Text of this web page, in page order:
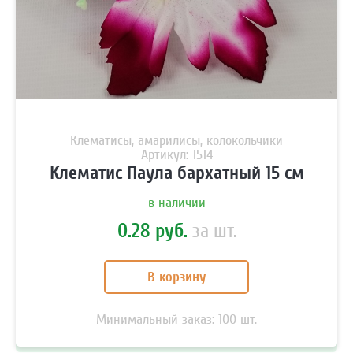
Клематисы, амарилисы, колокольчики
Артикул: 1514
Клематис Паула бархатный 15 см
в наличии
0.28 руб. за шт.
В корзину
Минимальный заказ: 100 шт.